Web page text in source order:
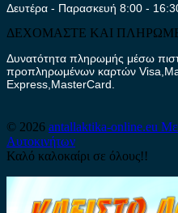
Δευτέρα - Παρασκευή 8:00 -
ΔΕΧΟΜΑΣΤΕ ΚΑΙ
Δυνατότητα πληρωμής μέσω
προπληρωμένων καρτών
Express,MasterCard.
© 2026 antallaktika-online.eu
Αυτοκινήτων
Καλό καλοκαίρι σε όλους!!